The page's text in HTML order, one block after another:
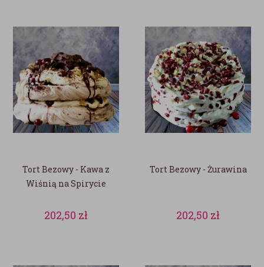
Tort Bezowy - Kawa z
Wiśnią na Spirycie
202,50 zł
Tort Bezowy - Żurawina
202,50 zł